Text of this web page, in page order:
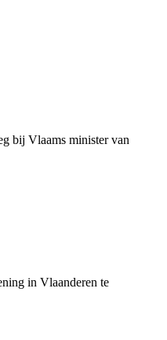
bij Vlaams minister van
in Vlaanderen te